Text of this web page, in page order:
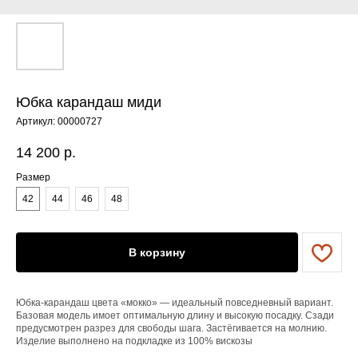
Юбка карандаш миди
Артикул: 00000727
14 200 р.
Размер
42
44 46 48
В корзину
Юбка-карандаш цвета «мокко» — идеальный повседневный вариант.
Базовая модель имоет оптимальную длину и высокую посадку. Сзади
предусмотрен разрез для свободы шага. Застёгивается на молнию.
Изделие выполнено на подкладке из 100% вискозы
YAME
Доставка/оплата
Контакты